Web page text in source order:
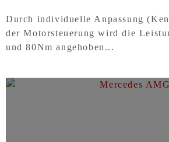
Durch individuelle Anpassung
der Motorsteuerung wird die
und 80Nm angehoben...